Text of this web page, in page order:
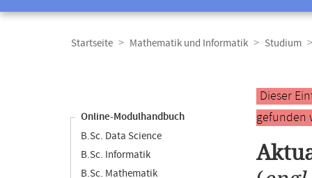
Navigation
Startseite Mathematik und Informatik Studium
Online-Modulhandbuch
B.Sc. Data Science
B.Sc. Informatik
B.Sc. Mathematik
Hauptinhalt
Dieser
gefunden